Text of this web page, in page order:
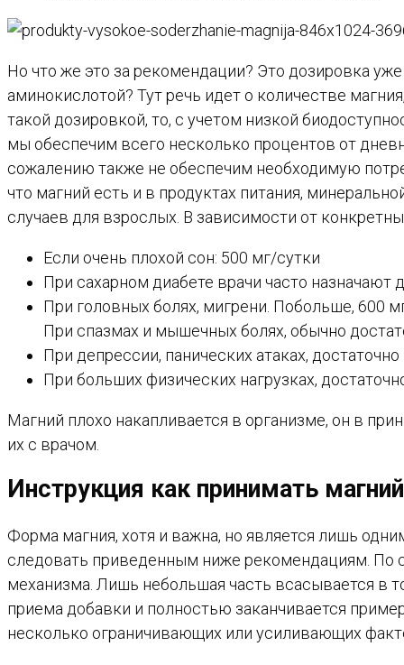
Но что же это за рекомендации? Это дозировка
аминокислотой? Тут речь идет о количестве
такой дозировкой, то, с учетом низкой
мы обеспечим всего несколько процентов от
сожалению также не обеспечим необходимую
что магний есть и в продуктах питания,
случаев для взрослых. В зависимости от
Если очень плохой сон: 500 мг/сутки
При сахарном диабете врачи часто назначают
При головных болях, мигрени. Побольше, 600
При спазмах и мышечных болях, обычно
При депрессии, панических атаках,
При больших физических нагрузках,
Магний плохо накапливается в организме, он в
их с врачом.
Инструкция как принимать магний
Форма магния, хотя и важна, но является лишь
следовать приведенным ниже рекомендациям. По
механизма. Лишь небольшая часть всасывается в
приема добавки и полностью заканчивается
несколько ограничивающих или усиливающих